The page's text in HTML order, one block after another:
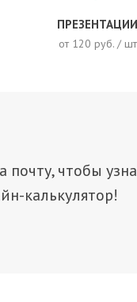
от 120 руб. / шт
ПРЕЗЕНТАЦИИ
чтобы
калькулятор!